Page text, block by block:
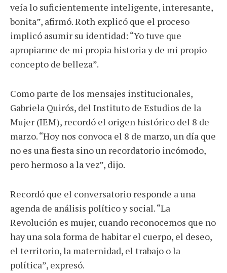
veía lo suficientemente inteligente, interesante,
bonita”, afirmó. Roth explicó que el proceso
implicó asumir su identidad: “Yo tuve que
apropiarme de mi propia historia y de mi propio
concepto de belleza”.
Como parte de los mensajes institucionales,
Gabriela Quirós, del Instituto de Estudios de la
Mujer (IEM), recordó el origen histórico del 8 de
marzo. “Hoy nos convoca el 8 de marzo, un día que
no es una fiesta sino un recordatorio incómodo,
pero hermoso a la vez”, dijo.
Recordó que el conversatorio responde a una
agenda de análisis político y social. “La
Revolución es mujer, cuando reconocemos que no
hay una sola forma de habitar el cuerpo, el deseo,
el territorio, la maternidad, el trabajo o la
política”, expresó.